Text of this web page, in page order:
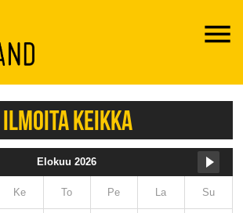
ILMOITA KEIKKA
Elokuu 2026
Ke To Pe La Su